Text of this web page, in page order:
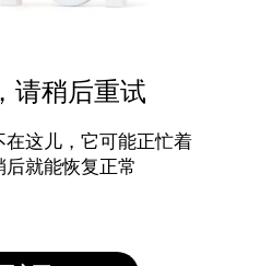
请稍后重试
这儿，它可能正忙着
后就能恢复正常